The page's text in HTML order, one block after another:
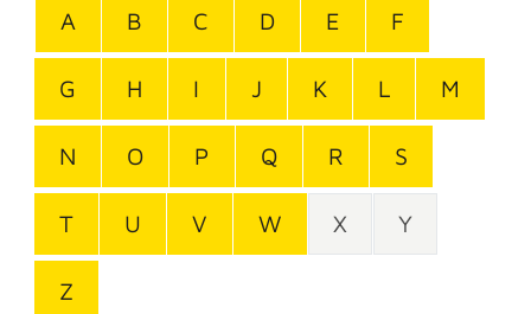
A B C D E F
G H I J K L M
N O P Q R S
T U V W X Y
Z